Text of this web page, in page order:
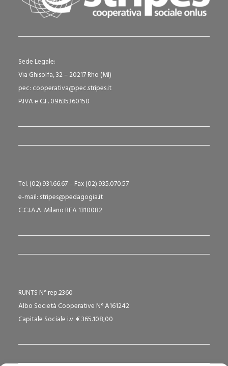
Sede Legale:
Via Ghisolfa, 32 – 20217 Rho (MI)
pec: cooperativa@pec.stripes.it
P.IVA e C.F. 09635360150
Tel. (02).931.66.67 – Fax (02).935.070.57
e-mail: stripes@pedagogia.it
C.C.I.A.A. Milano REA 1310082
RUNTS N° rep.2360
Albo Società Cooperative N° A161242
Capitale Sociale i.v. € 365.108,00